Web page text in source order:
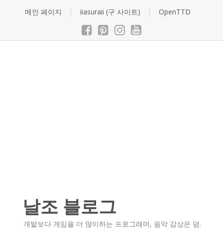
메인 페이지 iiasuraii (구 사이트) OpenTTD
날조 블로그
개발보다 게임을 더 많이하는 프로그래머, 음악 감상은 덤.